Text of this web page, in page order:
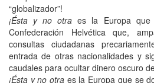
“globalizador”!
¡Ésta y no otraes la Europa
Confederación Helvética que,
consultas ciudadanas
entrada de otras nacionalidades y
caudales para ocultar dinero oscuro
¡Ésta y no otra es la Europa que se